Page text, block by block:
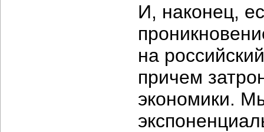
И, наконец,
на
причем
экономики.